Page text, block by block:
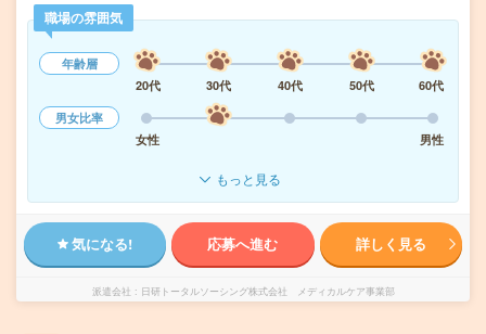
職場の雰囲気
年齢層
20代
30代 40代 50代
60代
男女比率
女性
男性
もっと見る
気になる! 応募へ進む 詳しく見る
派遣会社 日研トータルソーシング株式会社 メディカルケア事業部